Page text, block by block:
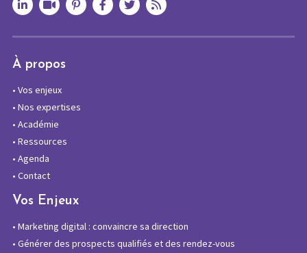
À propos
• Vos enjeux
• Nos expertises
• Académie
• Ressources
• Agenda
• Contact
Vos Enjeux
• Marketing digital : convaincre sa direction
• Générer des prospects qualifiés et des rendez-vous